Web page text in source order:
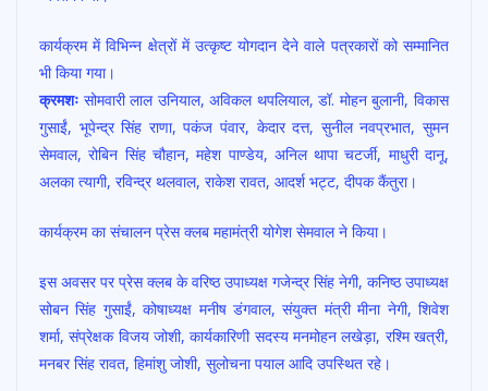
कार्यक्रम में विभिन्न क्षेत्रों में उत्कृष्ट योगदान देने वाले पत्रकारों को सम्मानित
भी किया गया।
क्रमशः सोमवारी लाल उनियाल, अविकल थपलियाल, डॉ. मोहन बुलानी, विकास
गुसाईं, भूपेन्द्र सिंह राणा, पकंज पंवार, केदार दत्त, सुनील नवप्रभात, सुमन
सेमवाल, रोबिन सिंह चौहान, महेश पाण्डेय, अनिल थापा चटर्जी, माधुरी दानू,
अलका त्यागी, रविन्द्र थलवाल, राकेश रावत, आदर्श भट्ट, दीपक कैंतुरा।
कार्यक्रम का संचालन प्रेस क्लब महामंत्री योगेश सेमवाल ने किया।
इस अवसर पर प्रेस क्लब के वरिष्ठ उपाध्यक्ष गजेन्द्र सिंह नेगी, कनिष्ठ उपाध्यक्ष
सोबन सिंह गुसाईं, कोषाध्यक्ष मनीष डंगवाल, संयुक्त मंत्री मीना नेगी, शिवेश
शर्मा, संप्रेक्षक विजय जोशी, कार्यकारिणी सदस्य मनमोहन लखेड़ा, रश्मि खत्री,
मनबर सिंह रावत, हिमांशु जोशी, सुलोचना पयाल आदि उपस्थित रहे।